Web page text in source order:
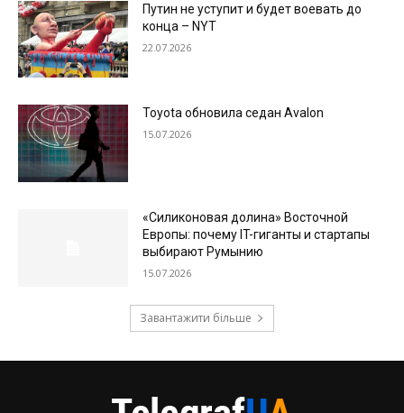
Путин не уступит и будет воевать до
конца – NYT
22.07.2026
Toyota обновила седан Avalon
15.07.2026
«Силиконовая долина» Восточной
Европы: почему IT-гиганты и стартапы
выбирают Румынию
15.07.2026
Завантажити більше